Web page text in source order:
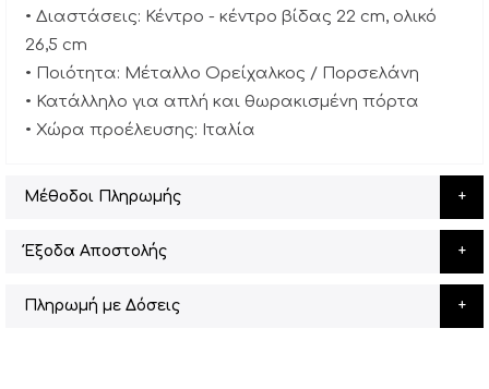
• Διαστάσεις: Κέντρο - κέντρο βίδας 22 cm, ολικό
26,5 cm
• Ποιότητα: Μέταλλο Ορείχαλκος / Πορσελάνη
• Κατάλληλο για απλή και θωρακισμένη πόρτα
• Χώρα προέλευσης: Ιταλία
Μέθοδοι Πληρωμής
Έξοδα Αποστολής
Πληρωμή με Δόσεις